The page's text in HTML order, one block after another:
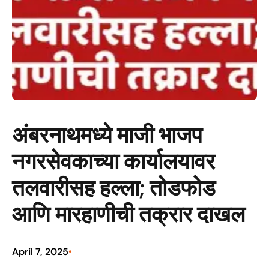
अंबरनाथमध्ये माजी भाजप
नगरसेवकाच्या कार्यालयावर
तलवारीसह हल्ला; तोडफोड
आणि मारहाणीची तक्रार दाखल
April 7, 2025•